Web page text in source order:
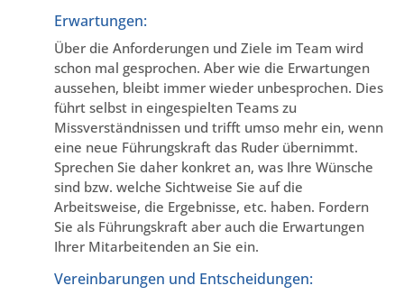
Erwartungen:
Über die Anforderungen und Ziele im Team wird
schon mal gesprochen. Aber wie die Erwartungen
aussehen, bleibt immer wieder unbesprochen. Dies
führt selbst in eingespielten Teams zu
Missverständnissen und trifft umso mehr ein, wenn
eine neue Führungskraft das Ruder übernimmt.
Sprechen Sie daher konkret an, was Ihre Wünsche
sind bzw. welche Sichtweise Sie auf die
Arbeitsweise, die Ergebnisse, etc. haben. Fordern
Sie als Führungskraft aber auch die Erwartungen
Ihrer Mitarbeitenden an Sie ein.
Vereinbarungen und Entscheidungen: